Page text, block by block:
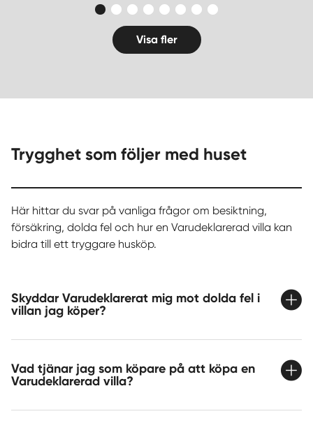
Visa fler
Trygghet som följer med huset
Här hittar du svar på vanliga frågor om besiktning,
försäkring, dolda fel och hur en Varudeklarerad villa kan
bidra till ett tryggare husköp.
Skyddar Varudeklarerat mig mot dolda fel i
villan jag köper?
Vad tjänar jag som köpare på att köpa en
Varudeklarerad villa?